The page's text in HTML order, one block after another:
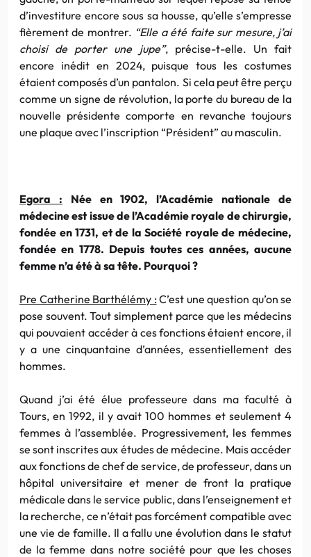
d’investiture encore sous sa housse, qu’elle s’empresse
fièrement de montrer. “Elle a été faite sur mesure, j’ai
choisi de porter une jupe”, précise-t-elle. Un fait
encore inédit en 2024, puisque tous les costumes
étaient composés d’un pantalon. Si cela peut être perçu
comme un signe de révolution, la porte du bureau de la
nouvelle présidente comporte en revanche toujours
une plaque avec l’inscription “Président” au masculin.
Egora : Née en 1902, l’Académie nationale de
médecine est issue de l’Académie royale de chirurgie,
fondée en 1731, et de la Société royale de médecine,
fondée en 1778. Depuis toutes ces années, aucune
femme n’a été à sa tête. Pourquoi ?
Pre Catherine Barthélémy :C’est une question qu’on se
pose souvent. Tout simplement parce que les médecins
qui pouvaient accéder à ces fonctions étaient encore, il
y a une cinquantaine d’années, essentiellement des
hommes.
Quand j’ai été élue professeure dans ma faculté à
Tours, en 1992, il y avait 100 hommes et seulement 4
femmes à l’assemblée. Progressivement, les femmes
se sont inscrites aux études de médecine. Mais accéder
aux fonctions de chef de service, de professeur, dans un
hôpital universitaire et mener de front la pratique
médicale dans le service public, dans l’enseignement et
la recherche, ce n’était pas forcément compatible avec
une vie de famille. Il a fallu une évolution dans le statut
de la femme dans notre société pour que les choses